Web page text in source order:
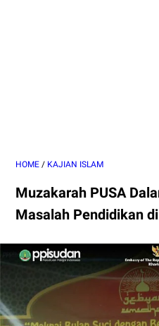
HOME / KAJIAN ISLAM
Muzakarah PUSA
Masalah Pendidikan